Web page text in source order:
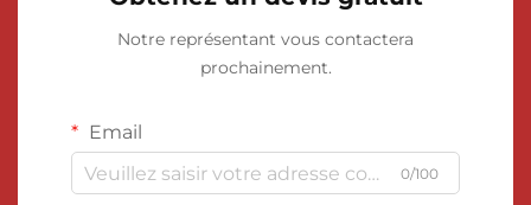
Notre représentant vous contactera
prochainement.
Email
0/100